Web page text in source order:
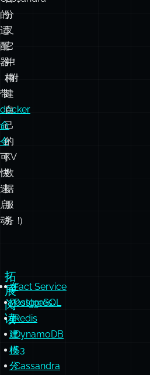
器！
（附
带
docker
命
令
可
快
速
启
动。）
并
构
建
自
己
的
KV
数
据
服
务！
建
模
分
层
树
数
据
拓
Fact Service
DynamoDB
S3
Cassandra
Firestore